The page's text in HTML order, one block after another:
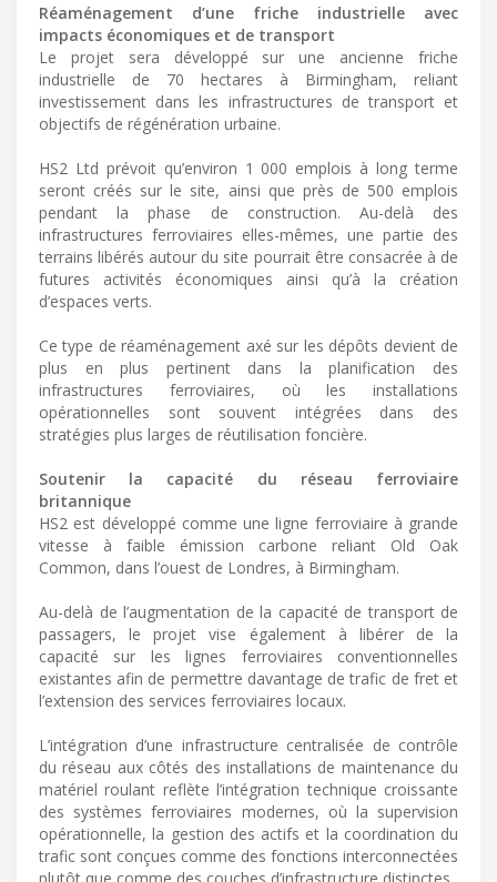
Réaménagement d’une friche industrielle avec
impacts économiques et de transport
Le projet sera développé sur une ancienne friche
industrielle de 70 hectares à Birmingham, reliant
investissement dans les infrastructures de transport et
objectifs de régénération urbaine.
HS2 Ltd prévoit qu’environ 1 000 emplois à long terme
seront créés sur le site, ainsi que près de 500 emplois
pendant la phase de construction. Au-delà des
infrastructures ferroviaires elles-mêmes, une partie des
terrains libérés autour du site pourrait être consacrée à de
futures activités économiques ainsi qu’à la création
d’espaces verts.
Ce type de réaménagement axé sur les dépôts devient de
plus en plus pertinent dans la planification des
infrastructures ferroviaires, où les installations
opérationnelles sont souvent intégrées dans des
stratégies plus larges de réutilisation foncière.
Soutenir la capacité du réseau ferroviaire
britannique
HS2 est développé comme une ligne ferroviaire à grande
vitesse à faible émission carbone reliant Old Oak
Common, dans l’ouest de Londres, à Birmingham.
Au-delà de l’augmentation de la capacité de transport de
passagers, le projet vise également à libérer de la
capacité sur les lignes ferroviaires conventionnelles
existantes afin de permettre davantage de trafic de fret et
l’extension des services ferroviaires locaux.
L’intégration d’une infrastructure centralisée de contrôle
du réseau aux côtés des installations de maintenance du
matériel roulant reflète l’intégration technique croissante
des systèmes ferroviaires modernes, où la supervision
opérationnelle, la gestion des actifs et la coordination du
trafic sont conçues comme des fonctions interconnectées
plutôt que comme des couches d’infrastructure distinctes.